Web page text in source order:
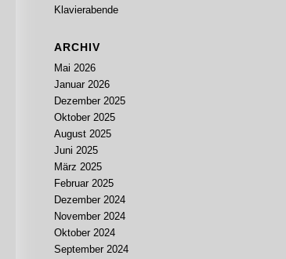
Klavierabende
ARCHIV
Mai 2026
Januar 2026
Dezember 2025
Oktober 2025
August 2025
Juni 2025
März 2025
Februar 2025
Dezember 2024
November 2024
Oktober 2024
September 2024